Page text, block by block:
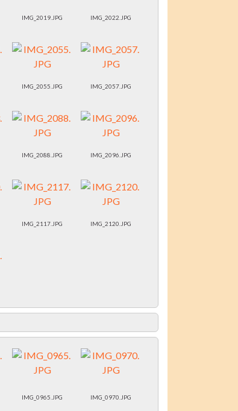
IMG_2019.JPG IMG_2022.JPG
IMG_2055.JPG IMG_2057.JPG
IMG_2088.JPG IMG_2096.JPG
IMG_2117.JPG IMG_2120.JPG
IMG_0965.JPG IMG_0970.JPG